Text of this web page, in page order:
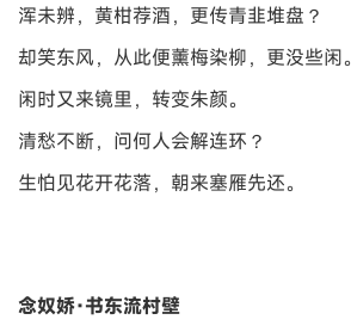
浑未辨，黄柑荐酒，更传青韭堆盘？
却笑东风，从此便薰梅染柳，更没些闲。
闲时又来镜里，转变朱颜。
清愁不断，问何人会解连环？
生怕见花开花落，朝来塞雁先还。
念奴娇·书东流村壁